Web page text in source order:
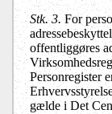
Stk. 3. For
offentliggøres
Personregister
gælde i Det